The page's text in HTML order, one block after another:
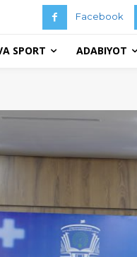
Facebook
SPORT ADABIYOT